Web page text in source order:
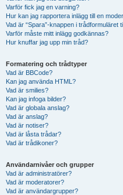
Varför fick jag en varning?
Hur kan jag rapportera inlägg till en
Vad är “Spara”-knappen i trådformuläret
Varför måste mitt inlägg godkännas?
Hur knuffar jag upp min tråd?
Formatering och trådtyper
Vad är BBCode?
Kan jag använda HTML?
Vad är smilies?
Kan jag infoga bilder?
Vad är globala anslag?
Vad är anslag?
Vad är notiser?
Vad är låsta trådar?
Vad är trådikoner?
Användarnivåer och grupper
Vad är administratörer?
Vad är moderatorer?
Vad är användargrupper?